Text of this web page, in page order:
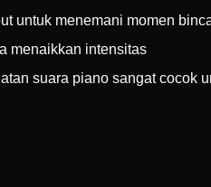
untuk menemani momen
menaikkan intensitas
suara piano sangat cocok